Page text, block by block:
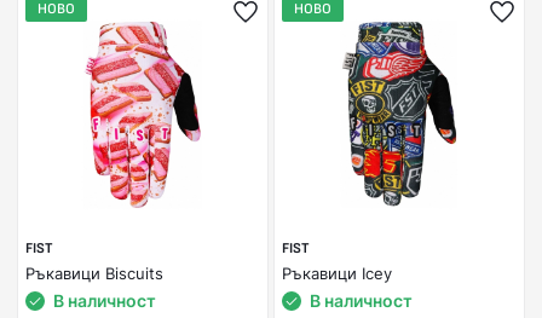
НОВО
FIST
Ръкавици Biscuits
В наличност
НОВО
FIST
Ръкавици Icey
В наличност